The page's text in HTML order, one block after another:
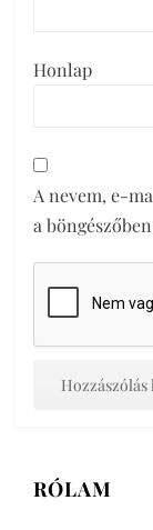
Honlap
A nevem, e-
a
RÓLAM